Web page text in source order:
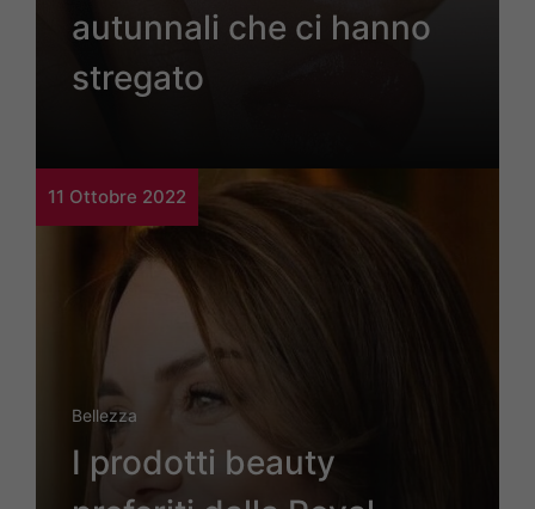
autunnali che ci hanno
stregato
11 Ottobre 2022
Bellezza
I prodotti beauty